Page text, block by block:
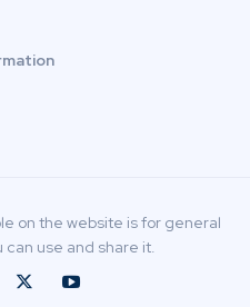
on the website is for general
can use and share it.